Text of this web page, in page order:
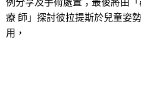
療 師」探討彼拉提斯於兒童姿
用，